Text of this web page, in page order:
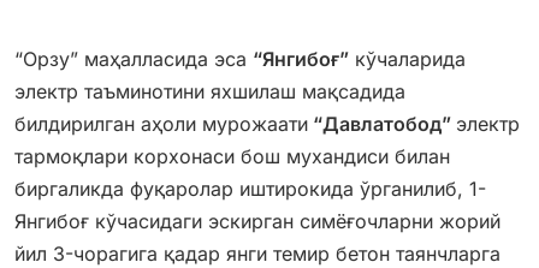
“Орзу” маҳалласида эса “Янгибоғ” кўчаларида
электр таъминотини яхшилаш мақсадида
билдирилган аҳоли мурожаати “Давлатобод” электр
тармоқлари корхонаси бош мухандиси билан
биргаликда фуқаролар иштирокида ўрганилиб, 1-
Янгибоғ кўчасидаги эскирган симёғочларни жорий
йил 3-чорагига қадар янги темир бетон таянчларга